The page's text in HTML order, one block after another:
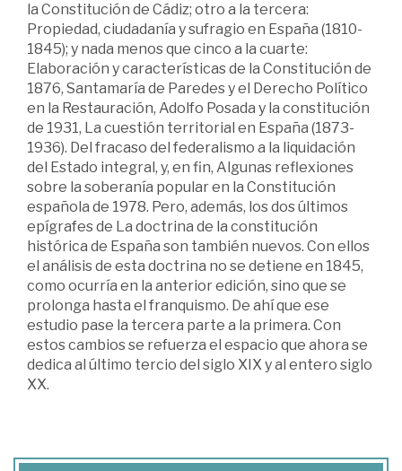
la Constitución de Cádiz; otro a la tercera:
Propiedad, ciudadanía y sufragio en España (1810-
1845); y nada menos que cinco a la cuarte:
Elaboración y características de la Constitución de
1876, Santamaría de Paredes y el Derecho Político
en la Restauración, Adolfo Posada y la constitución
de 1931, La cuestión territorial en España (1873-
1936). Del fracaso del federalismo a la liquidación
del Estado integral, y, en fin, Algunas reflexiones
sobre la soberanía popular en la Constitución
española de 1978. Pero, además, los dos últimos
epígrafes de La doctrina de la constitución
histórica de España son también nuevos. Con ellos
el análisis de esta doctrina no se detiene en 1845,
como ocurría en la anterior edición, sino que se
prolonga hasta el franquismo. De ahí que ese
estudio pase la tercera parte a la primera. Con
estos cambios se refuerza el espacio que ahora se
dedica al último tercio del siglo XIX y al entero siglo
XX.